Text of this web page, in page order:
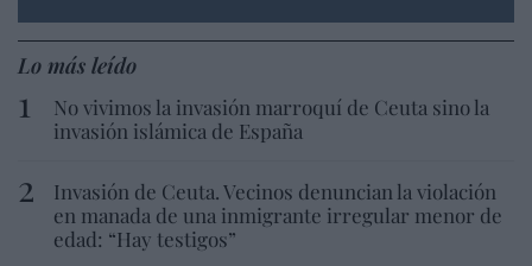
Lo más leído
No vivimos la invasión marroquí de Ceuta sino la
invasión islámica de España
Invasión de Ceuta. Vecinos denuncian la violación
en manada de una inmigrante irregular menor de
edad: “Hay testigos”